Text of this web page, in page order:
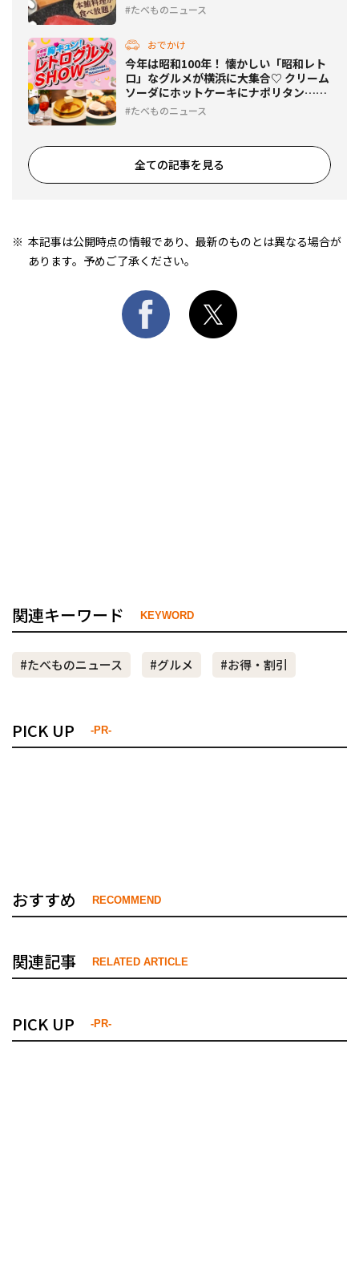
たべものニュース
おでかけ
今年は昭和100年！ 懐かしい「昭和レト
ロ」なグルメが横浜に大集合♡ クリーム
ソーダにホットケーキにナポリタン…ど
れにする？
たべものニュース
全ての記事を見る
本記事は公開時点の情報であり、最新のものとは異なる場合が
あります。予めご了承ください。
関連キーワード KEYWORD
#たべものニュース #グルメ #お得・割引
PICK UP -PR-
おすすめ RECOMMEND
関連記事 RELATED ARTICLE
PICK UP -PR-